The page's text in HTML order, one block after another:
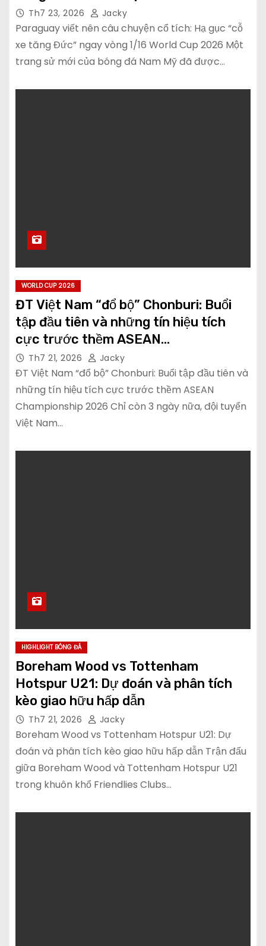
Th7 23, 2026 Jacky
Paraguay viết nên câu chuyện cổ tích: Hạ gục “cỗ
xe tăng Đức” ngay vòng 1/16 World Cup 2026 Một
trang sử mới của bóng đá Nam Mỹ đã được…
WORLD CUP 2026
ĐT Việt Nam “đổ bộ” Chonburi: Buổi
tập đầu tiên và những tín hiệu tích
cực trước thềm ASEAN
Championship 2026
Th7 21, 2026 Jacky
ĐT Việt Nam “đổ bộ” Chonburi: Buổi tập đầu tiên và
những tín hiệu tích cực trước thềm ASEAN
Championship 2026 Chỉ còn 3 ngày nữa, đội tuyển
Việt Nam…
HIGHLIGHT BÓNG ĐÁ
Boreham Wood vs Tottenham
Hotspur U21: Dự đoán và phân tích
kèo giao hữu hấp dẫn
Th7 21, 2026 Jacky
Boreham Wood vs Tottenham Hotspur U21: Dự
đoán và phân tích kèo giao hữu hấp dẫn Trận đấu
giữa Boreham Wood và Tottenham Hotspur U21
trong khuôn khổ Friendlies Clubs…